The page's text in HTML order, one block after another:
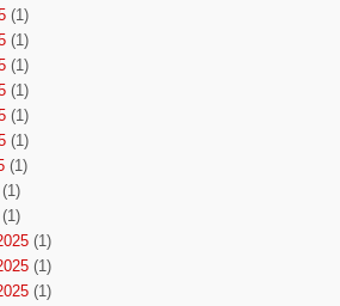
(1)
(1)
(1)
(1)
(1)
(1)
(1)
(1)
(1)
(1)